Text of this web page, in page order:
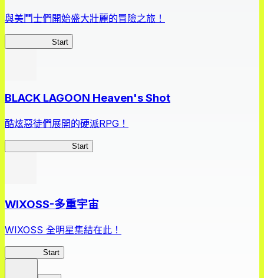
與美鬥士們開始盛大壯麗的冒險之旅！
Start
BLACK LAGOON Heaven's Shot
酷炫惡徒們展開的硬派RPG！
Start
WIXOSS-多重宇宙
WIXOSS 全明星集結在此！
Start